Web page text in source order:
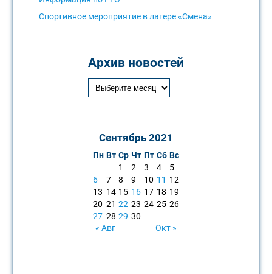
Спортивное мероприятие в лагере «Смена»
Архив новостей
Сентябрь 2021
Пн Вт Ср Чт Пт Сб Вс
1
2 3 4
5
6
7 8 9 10 11 12
13 14 15 16 17 18 19
20 21 22 23 24 25 26
27 28 29 30
« Авг
Окт »